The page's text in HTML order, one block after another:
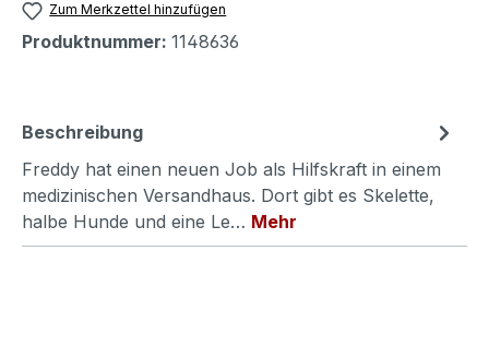
Zum Merkzettel hinzufügen
Produktnummer: 1148636
Beschreibung
Freddy hat einen neuen Job als Hilfskraft in einem
medizinischen Versandhaus. Dort gibt es Skelette,
halbe Hunde und eine Le… Mehr